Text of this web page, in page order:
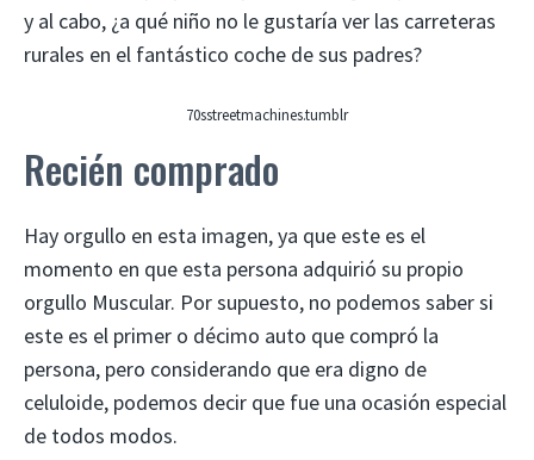
y al cabo, ¿a qué niño no le gustaría ver las carreteras
rurales en el fantástico coche de sus padres?
70sstreetmachines.tumblr
Recién comprado
Hay orgullo en esta imagen, ya que este es el
momento en que esta persona adquirió su propio
orgullo Muscular. Por supuesto, no podemos saber si
este es el primer o décimo auto que compró la
persona, pero considerando que era digno de
celuloide, podemos decir que fue una ocasión especial
de todos modos.